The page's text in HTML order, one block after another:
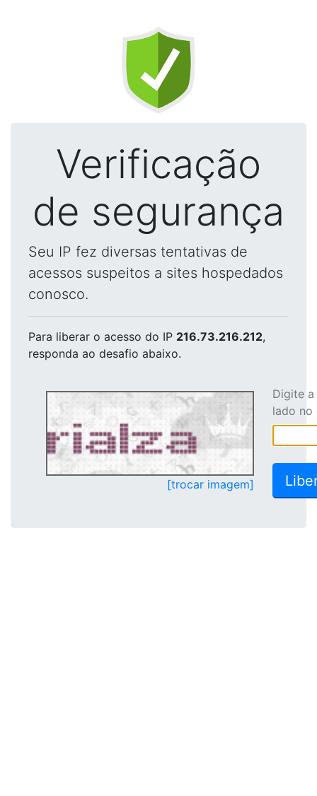
Verificação
de segurança
Seu IP fez diversas tentativas de
acessos suspeitos a sites hospedados
conosco.
Para liberar o acesso do IP 216.73.216.212,
responda ao desafio abaixo.
[trocar imagem]
Digite
lado no